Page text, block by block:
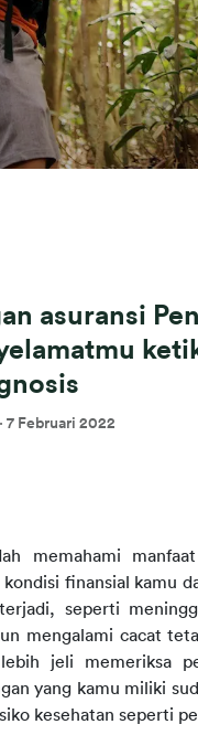
asuransi
· 7 Februari 2022
memahami
finansial kamu
seperti
mengalami cacat
jeli memeriksa
yang kamu miliki
kesehatan seperti